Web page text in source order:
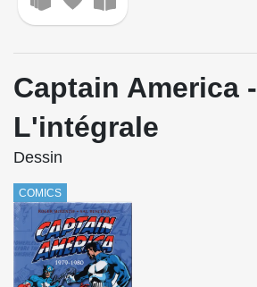
Captain America -
L'intégrale
Dessin
COMICS